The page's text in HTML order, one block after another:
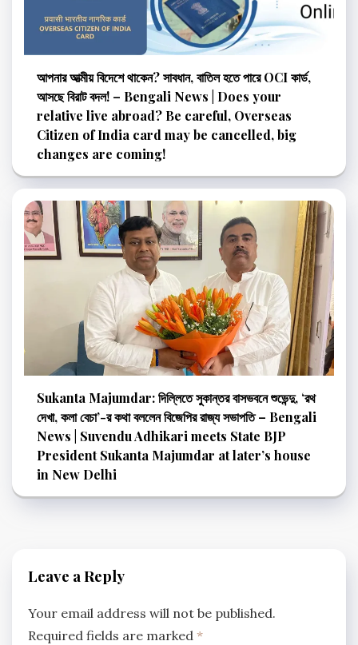
আপনার আত্মীয় বিদেশে থাকেন? সাবধান, বাতিল হতে পারে OCI কার্ড,
আসছে বিরাট বদল! – Bengali News | Does your
relative live abroad? Be careful, Overseas
Citizen of India card may be cancelled, big
changes are coming!
Sukanta Majumdar: দিল্লিতে সুকান্তর বাসভবনে শুভেন্দু, ‘রথ
দেখা, কলা বেচা’-র কথা বললেন বিজেপির রাজ্য সভাপতি – Bengali
News | Suvendu Adhikari meets State BJP
President Sukanta Majumdar at later’s house
in New Delhi
Leave a Reply
Your email address will not be published.
Required fields are marked *